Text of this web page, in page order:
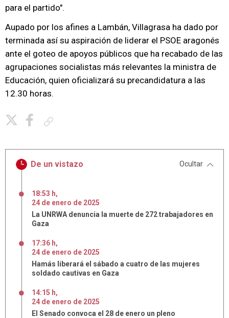
para el partido".
Aupado por los afines a Lambán, Villagrasa ha dado por
terminada así su aspiración de liderar el PSOE aragonés
ante el goteo de apoyos públicos que ha recabado de las
agrupaciones socialistas más relevantes la ministra de
Educación, quien oficializará su precandidatura a las
12.30 horas.
De un vistazo Ocultar
18:53 h,
24 de enero de 2025
La UNRWA denuncia la muerte de 272 trabajadores en
Gaza
17:36 h,
24 de enero de 2025
Hamás liberará el sábado a cuatro de las mujeres
soldado cautivas en Gaza
14:15 h,
24 de enero de 2025
El Senado convoca el 28 de enero un pleno